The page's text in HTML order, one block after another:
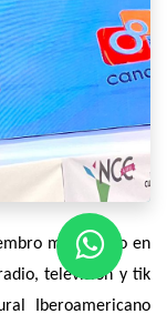
más activo en
televisión y tik
Iberoamericano